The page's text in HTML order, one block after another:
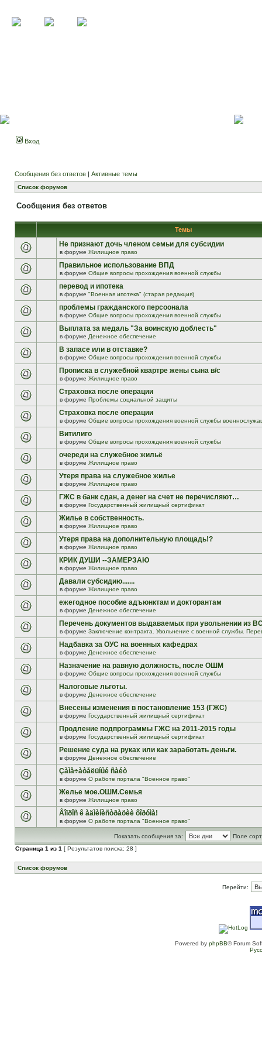
Вход
Сообщения без ответов | Активные темы
Список форумов
Сообщения без ответов
Темы
Не признают дочь членом семьи для субсидии
в форуме Жилищное право
Правильное использование ВПД
в форуме Общие вопросы прохождения военной службы
перевод и ипотека
в форуме "Военная ипотека" (старая редакция)
проблемы гражданского персоонала
в форуме Общие вопросы прохождения военной службы
Выплата за медаль "За воинскую доблесть"
в форуме Денежное обеспечение
В запасе или в отставке?
в форуме Общие вопросы прохождения военной службы
Прописка в служебной квартре жены сына в/с
в форуме Жилищное право
Страховка после операции
в форуме Проблемы социальной защиты
Страховка после операции
в форуме Общие вопросы прохождения военной службы
Витилиго
в форуме Общие вопросы прохождения военной службы
очереди на служебное жильё
в форуме Жилищное право
Утеря права на служебное жилье
в форуме Жилищное право
ГЖС в банк сдан, а денег на счет не перечисляют…
в форуме Государственный жилищный сертификат
Жилье в собственность.
в форуме Жилищное право
Утеря права на дополнительную площадь!?
в форуме Жилищное право
КРИК ДУШИ --ЗАМЕРЗАЮ
в форуме Жилищное право
Давали субсидию.......
в форуме Жилищное право
ежегодное пособие адъюнктам и докторантам
в форуме Денежное обеспечение
Перечень документов выдаваемых при увольнении из
в форуме Заключение контракта. Увольнение с военной службы.
Надбавка за ОУС на военных кафедрах
в форуме Денежное обеспечение
Назначение на равную должность, после ОШМ
в форуме Общие вопросы прохождения военной службы
Налоговые льготы.
в форуме Денежное обеспечение
Внесены изменения в постановление 153 (ГЖС)
в форуме Государственный жилищный сертификат
Продление подпрограммы ГЖС на 2011-2015 годы
в форуме Государственный жилищный сертификат
Решение суда на руках или как заработать деньги.
в форуме Денежное обеспечение
Çàìå÷àòåëüíûé ñàéò
в форуме О работе портала "Военное право"
Желье мое.ОШМ.Семья
в форуме Жилищное право
Âîïðîñ ê àäìèíèñòðàöèè ôîðóìà!
в форуме О работе портала "Военное право"
Показать сообщения за:
Поле
Страница 1 из 1 [ Результатов поиска: 28 ]
Список форумов
Перейти:
Powered by phpBB® Forum